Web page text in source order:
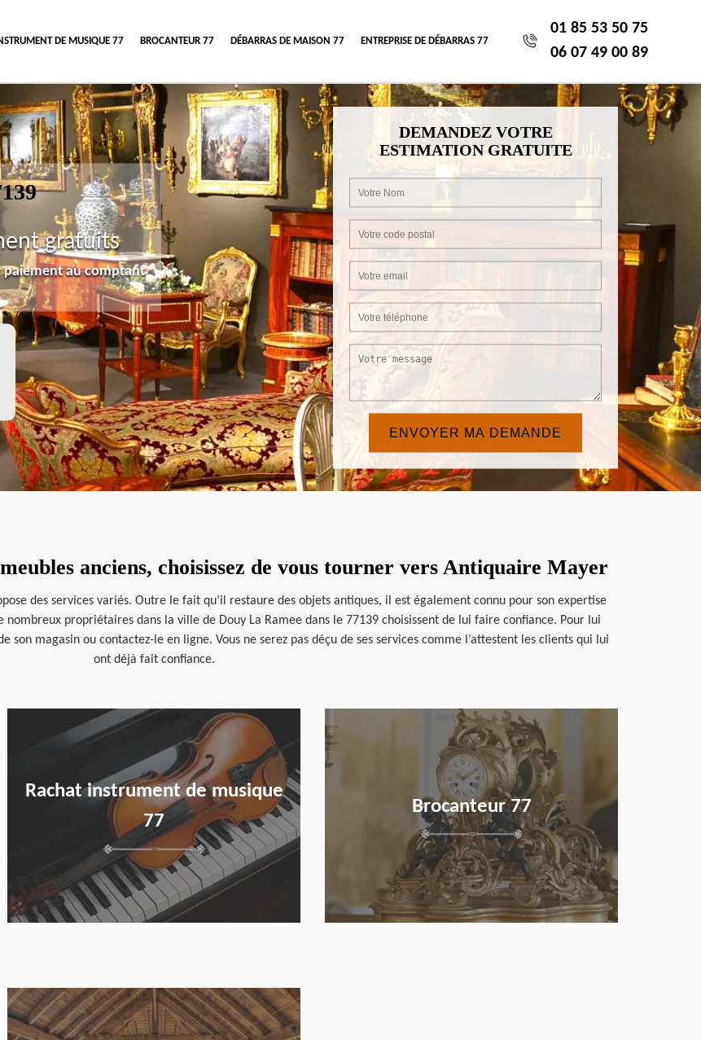
DE MUSIQUE 77 BROCANTEUR 77 DÉBARRAS DE MAISON 77 ENTREPRISE DE DÉBARRAS 77
01 85 53 50 75
06 07 49 00 89
gratuits
paiement au comptant
DEMANDEZ VOTRE
ESTIMATION GRATUITE
anciens, choisissez de vous tourner vers Antiquaire Mayer
des services variés. Outre le fait qu’il restaure des objets antiques, il est également connu pour son expertise
nombreux propriétaires dans la ville de Douy La Ramee dans le 77139 choisissent de lui faire confiance. Pour lui
son magasin ou contactez-le en ligne. Vous ne serez pas déçu de ses services comme l’attestent les clients qui lui
ont déjà fait confiance.
Rachat instrument de musique
77
en savoir plus
Brocanteur 77
en savoir plus
en savoir plus